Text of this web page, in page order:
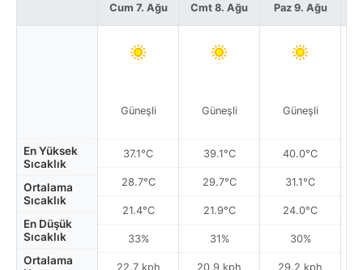
En Yüksek
Sıcaklık
Ortalama
Sıcaklık
En Düşük
Sıcaklık
Ortalama
Cum 7. Ağu
Güneşli
37.1°C
28.7°C
21.4°C
33%
22.7 kph
Cmt 8. Ağu
Güneşli
39.1°C
29.7°C
21.9°C
31%
20.9 kph
Paz 9. Ağu
Güneşli
40.0°C
31.1°C
24.0°C
30%
29.2 kph